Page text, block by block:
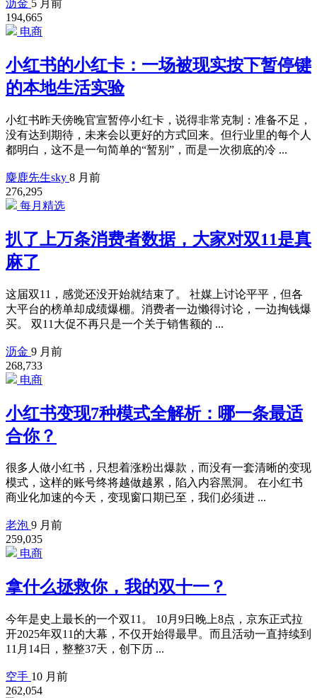
沥金 5 月前
194,665
电商
小红书的小红卡：一场被现实按下暂停键
的本地生活实验
小红书昨天傍晚官宣暂停小红卡，说得非常克制：准备不足，
没有达到期待，未来会以更好的方式回来。但行业里的每个人
都明白，这不是一句简单的“暂别”，而是一次彻底的冷 ...
麋鹿先生sky 8 月前
276,295
每月精选
扒了上万条消费者数据，大家对双11是真
麻了
这届双11，感觉还没开始就结束了。 社媒上讨论平平，但各
大平台的榜单却成绩爆棚。消费者一边懒得讨论，一边掏钱爆
买。 双11大促不再只是一个关于销售额的 ...
沥金 9 月前
268,733
电商
小红书变现7种模式全解析：哪一条最适
合你？
很多人做小红书，只想着涨粉出爆款，而没有一套清晰的变现
模式，这样的账号终将越做越累，陷入内容黑洞。 在小红书
商业化加速的今天，变现窗口期已至，我们必须进 ...
老泡 9 月前
259,035
电商
拿什么拯救你，我的双十一？
今年是史上最长的一个双11。 10月9日晚上8点，京东正式拉
开2025年双11的大幕，不仅开始得最早。而且活动一直持续到
11月14日，整整37天，创下历 ...
空手 10 月前
262,054